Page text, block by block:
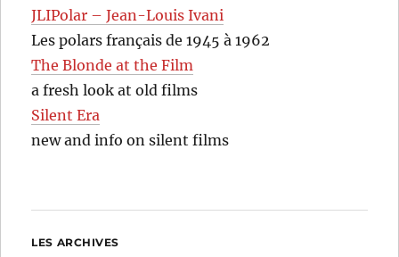
JLIPolar – Jean-Louis Ivani
Les polars français de 1945 à 1962
The Blonde at the Film
a fresh look at old films
Silent Era
new and info on silent films
LES ARCHIVES